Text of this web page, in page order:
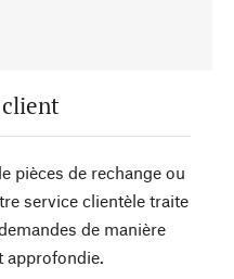
client
pièces de rechange ou
service clientèle traite
de manière
approfondie.